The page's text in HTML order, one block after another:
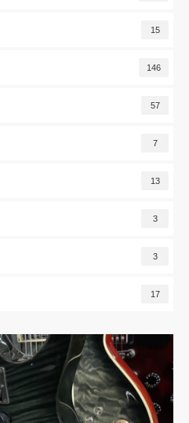
15
146
57
7
13
3
3
17